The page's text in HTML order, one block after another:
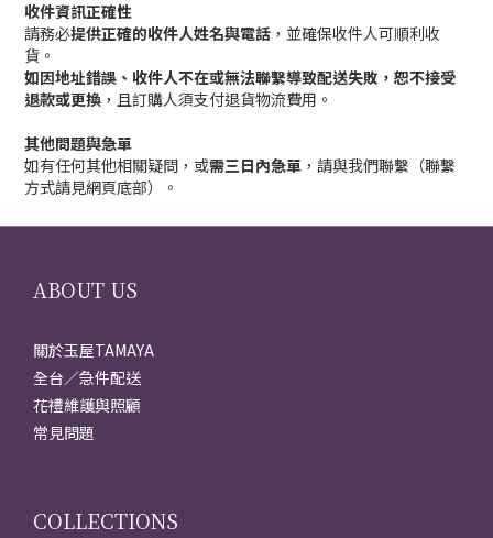
收件資訊正確性
請務必提供正確的收件人姓名與電話 ，並確保收件人可順利收
貨。
如因地址錯誤、收件人不在或無法聯繫導致配送失敗，恕不接受
退款或更換 ，且訂購人須支付退貨物流費用。
其他問題與急單
如有任何其他相關疑問，或需三日內急單 ，請與我們聯繫（聯繫
方式請見網頁底部）。
ABOUT US
關於玉屋TAMAYA
全台／急件配送
花禮維護與照顧
常見問題
COLLECTIONS